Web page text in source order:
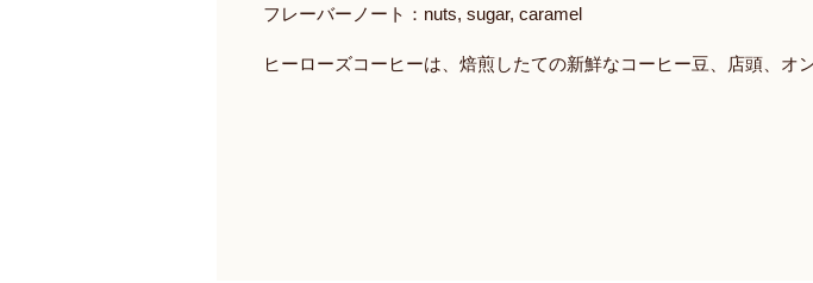
フレーバーノート：nuts, sugar, caramel
ヒーローズコーヒーは、焙煎したての新鮮なコーヒー豆、店頭、オ